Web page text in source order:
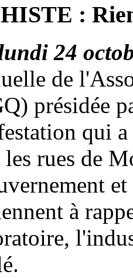
:
24
de
présidée
qui
les rues de
à